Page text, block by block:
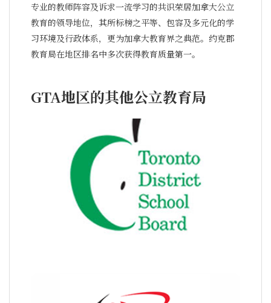
专业的教师阵容及诉求一流学习的共识荣居加拿大公立
教育的领导地位，其所标榜之平等、包容及多元化的学
习环境及行政体系，更为加拿大教育界之典范。约克郡
教育局在地区排名中多次获得教育质量第一。
GTA地区的其他公立教育局
多伦多公立教育局